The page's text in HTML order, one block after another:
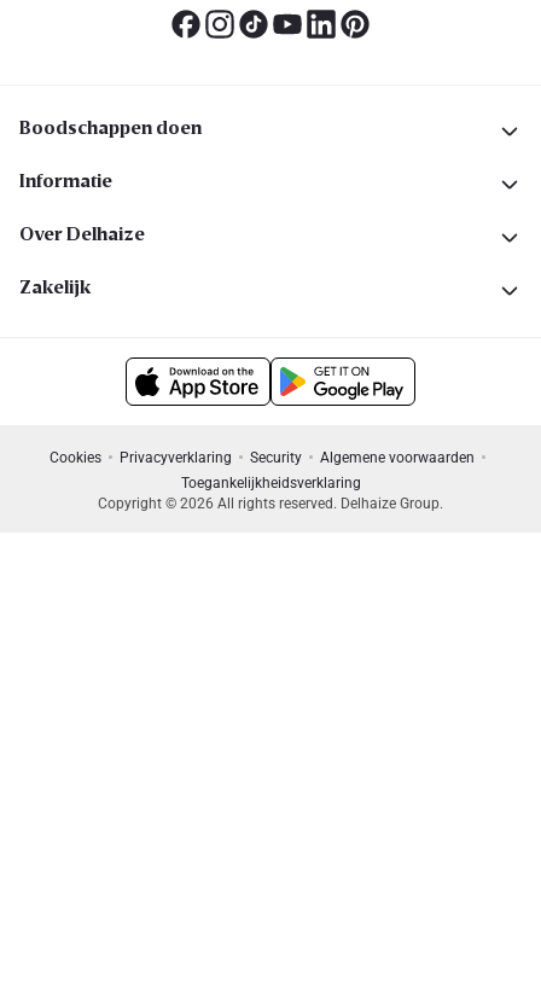
Boodschappen doen
Informatie
Over Delhaize
Zakelijk
Cookies Privacyverklaring Security
Algemene voorwaarden
Toegankelijkheidsverklaring
Copyright © 2026 All rights reserved. Delhaize Group.